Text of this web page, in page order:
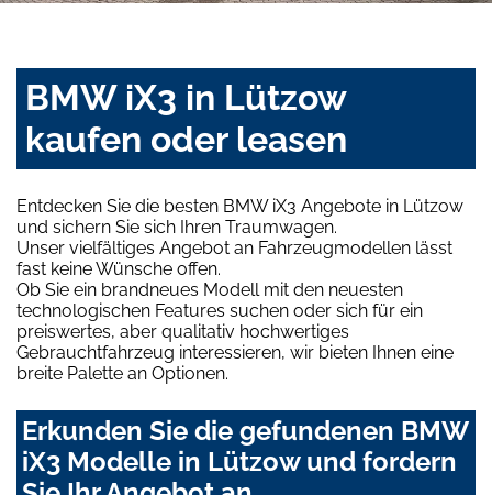
BMW iX3 in Lützow
kaufen oder leasen
Entdecken Sie die besten BMW iX3 Angebote in Lützow
und sichern Sie sich Ihren Traumwagen.
Unser vielfältiges Angebot an Fahrzeugmodellen lässt
fast keine Wünsche offen.
Ob Sie ein brandneues Modell mit den neuesten
technologischen Features suchen oder sich für ein
preiswertes, aber qualitativ hochwertiges
Gebrauchtfahrzeug interessieren, wir bieten Ihnen eine
breite Palette an Optionen.
Erkunden Sie die gefundenen BMW
iX3 Modelle in Lützow und fordern